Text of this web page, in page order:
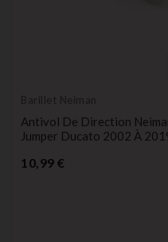
Barillet Neiman
Antivol De Direction
Jumper Ducato 2002 À
10,99 €